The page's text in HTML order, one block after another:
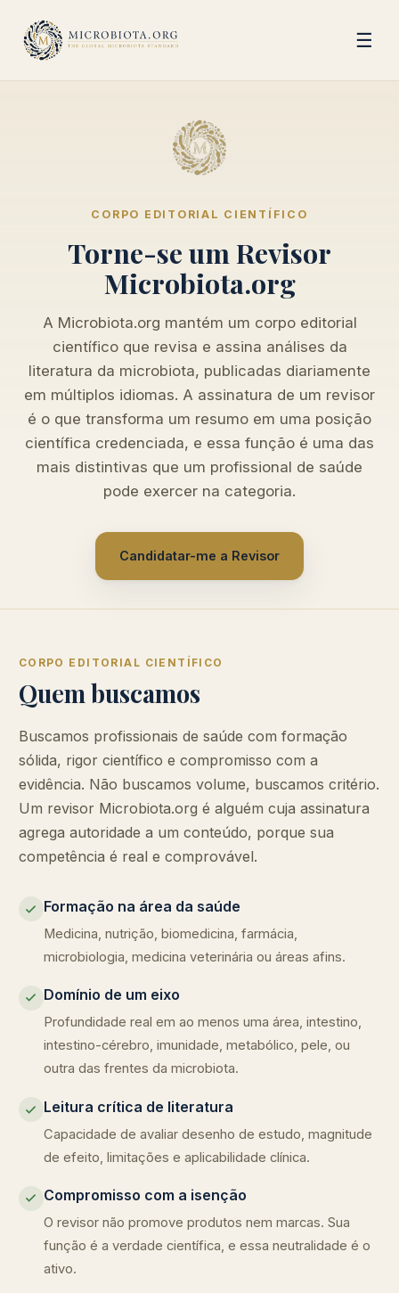
☰
CORPO EDITORIAL CIENTÍFICO
Torne-se um Revisor
Microbiota.org
A Microbiota.org mantém um corpo editorial
científico que revisa e assina análises da
literatura da microbiota, publicadas diariamente
em múltiplos idiomas. A assinatura de um revisor
é o que transforma um resumo em uma posição
científica credenciada, e essa função é uma das
mais distintivas que um profissional de saúde
pode exercer na categoria.
Candidatar-me a Revisor
CORPO EDITORIAL CIENTÍFICO
Quem buscamos
Buscamos profissionais de saúde com formação
sólida, rigor científico e compromisso com a
evidência. Não buscamos volume, buscamos critério.
Um revisor Microbiota.org é alguém cuja assinatura
agrega autoridade a um conteúdo, porque sua
competência é real e comprovável.
Formação na área da saúde
Medicina, nutrição, biomedicina, farmácia,
microbiologia, medicina veterinária ou áreas afins.
Domínio de um eixo
Profundidade real em ao menos uma área, intestino,
intestino-cérebro, imunidade, metabólico, pele, ou
outra das frentes da microbiota.
Leitura crítica de literatura
Capacidade de avaliar desenho de estudo, magnitude
de efeito, limitações e aplicabilidade clínica.
Compromisso com a isenção
O revisor não promove produtos nem marcas. Sua
função é a verdade científica, e essa neutralidade é o
ativo.